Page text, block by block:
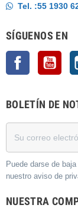
Tel. :55 1930
SÍGUENOS EN
Facebook
BOLETÍN DE
Puede darse de
nuestro aviso de
NUESTRA